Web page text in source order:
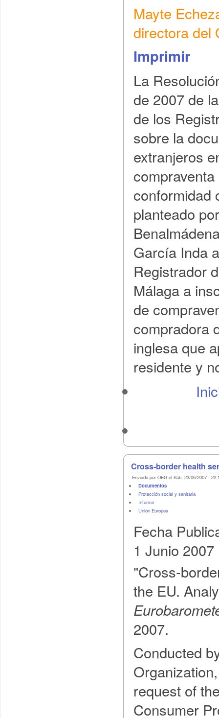
Mayte
directora del
Imprimir
La
de 2007 de
de los
sobre la
extranjeros
planteado
García Inda
Registrador
Málaga a
de
compradora
inglesa que
residente y
Cross-border health
Enviado por OEG el Sáb, 23/06/2007 -
Documentos
Protección social y sanitaria
Informe
Unión Europea
Fecha
1 Junio 2007
"Cross-
the EU.
2007.
Conducted
request of
Consumer